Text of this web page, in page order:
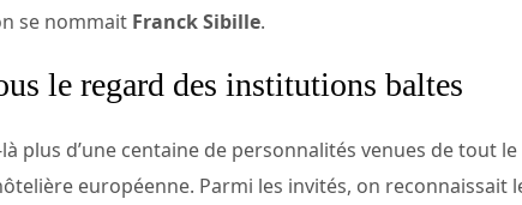
se nommait Franck Sibille.
le regard des institutions baltes
plus d’une centaine de personnalités venues de tout
européenne. Parmi les invités, on reconnaissait